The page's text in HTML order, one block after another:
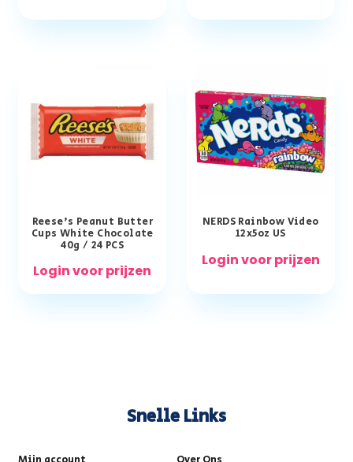
Reese’s Peanut Butter
Cups White Chocolate
40g / 24 PCS
Login voor prijzen
NERDS Rainbow Video
12x5oz US
Login voor prijzen
Snelle Links